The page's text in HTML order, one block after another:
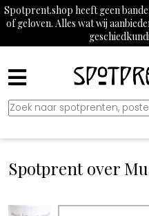
Spotprent.shop heeft geen
of geloven. Alles wat wij
Spotprent over